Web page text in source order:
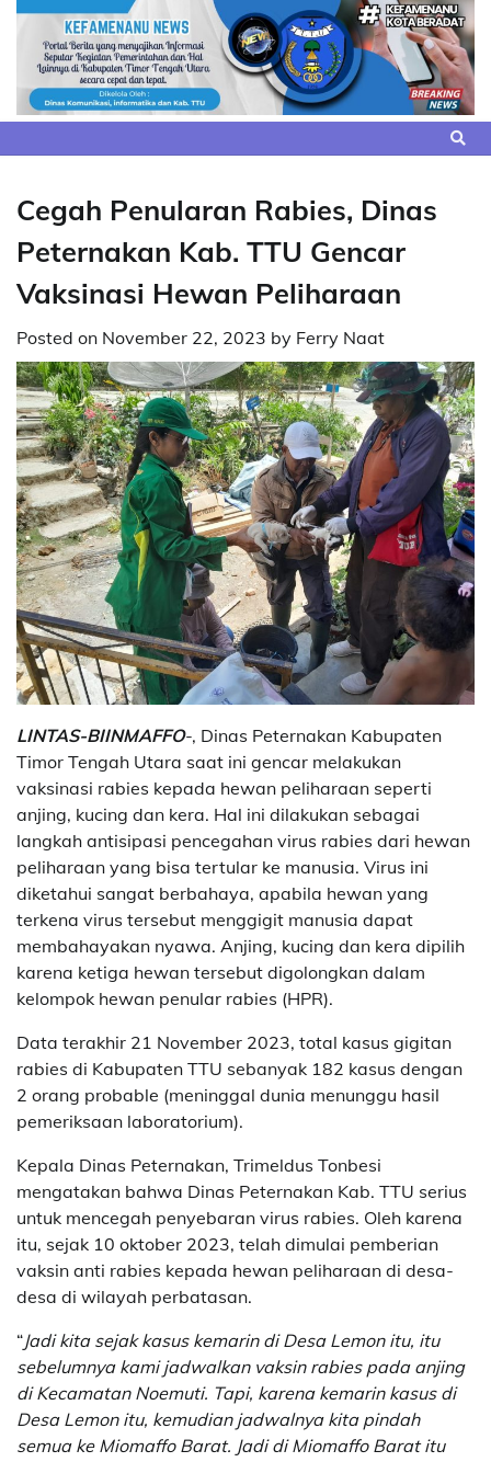
Skip
content
Cegah Penularan Rabies, Dinas
Peternakan Kab. TTU Gencar
Vaksinasi Hewan Peliharaan
Posted on November 22, 2023 by Ferry Naat
LINTAS-BIINMAFFO-, Dinas Peternakan Kabupaten
Timor Tengah Utara saat ini gencar melakukan
vaksinasi rabies kepada hewan peliharaan seperti
anjing, kucing dan kera. Hal ini dilakukan sebagai
langkah antisipasi pencegahan virus rabies dari hewan
peliharaan yang bisa tertular ke manusia. Virus ini
diketahui sangat berbahaya, apabila hewan yang
terkena virus tersebut menggigit manusia dapat
membahayakan nyawa. Anjing, kucing dan kera dipilih
karena ketiga hewan tersebut digolongkan dalam
kelompok hewan penular rabies (HPR).
Data terakhir 21 November 2023, total kasus gigitan
rabies di Kabupaten TTU sebanyak 182 kasus dengan
2 orang probable (meninggal dunia menunggu hasil
pemeriksaan laboratorium).
Kepala Dinas Peternakan, Trimeldus Tonbesi
mengatakan bahwa Dinas Peternakan Kab. TTU serius
untuk mencegah penyebaran virus rabies. Oleh karena
itu, sejak 10 oktober 2023, telah dimulai pemberian
vaksin anti rabies kepada hewan peliharaan di desa-
desa di wilayah perbatasan.
“Jadi kita sejak kasus kemarin di Desa Lemon itu, itu
sebelumnya kami jadwalkan vaksin rabies pada anjing
di Kecamatan Noemuti. Tapi, karena kemarin kasus di
Desa Lemon itu, kemudian jadwalnya kita pindah
semua ke Miomaffo Barat. Jadi di Miomaffo Barat itu